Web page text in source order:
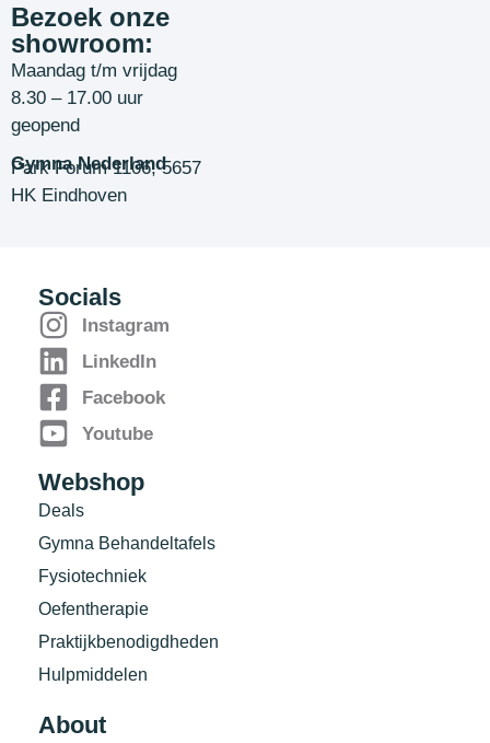
Bezoek onze
showroom:
Maandag t/m vrijdag
8.30 – 17.00 uur
geopend
Gymna Nederland
Park Forum 1106, 5657
HK Eindhoven
Socials
Instagram
LinkedIn
Facebook
Youtube
Webshop
Deals
Gymna Behandeltafels
Fysiotechniek
Oefentherapie
Praktijkbenodigdheden
Hulpmiddelen
About